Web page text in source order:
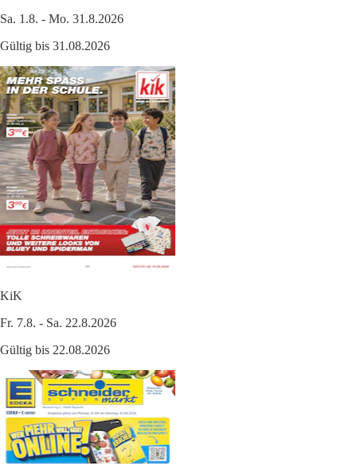
Sa. 1.8. - Mo. 31.8.2026
Gültig bis 31.08.2026
KiK
Fr. 7.8. - Sa. 22.8.2026
Gültig bis 22.08.2026